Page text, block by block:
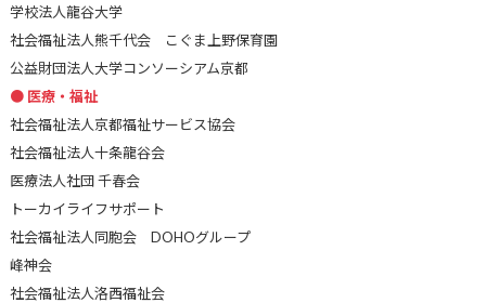
学校法人龍谷大学
社会福祉法人熊千代会 こぐま上野保育園
公益財団法人大学コンソーシアム京都
医療・福祉
社会福祉法人京都福祉サービス協会
社会福祉法人十条龍谷会
医療法人社団 千春会
トーカイライフサポート
社会福祉法人同胞会 DOHOグループ
峰神会
社会福祉法人洛西福祉会